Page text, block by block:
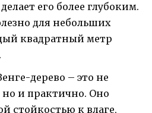
его более глубоким.
для небольших
квадратный метр
дерево – это не
но и практично. Оно
стойкостью к влаге,